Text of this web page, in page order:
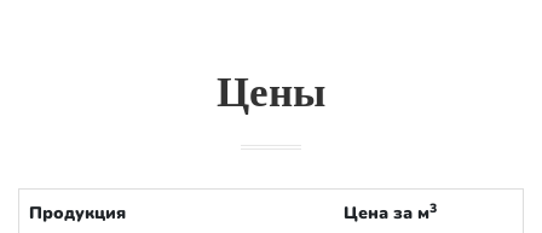
Цены
Продукция Цена за м3